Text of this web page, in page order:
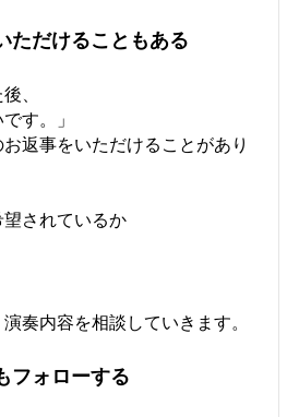
だけることもある
、
す。」
返事をいただけることがあり
望されているか
奏内容を相談していきます。
フォローする